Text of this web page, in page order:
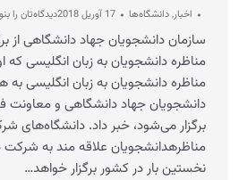
اخبار,دانشگاه‌ها 17 آوریل 2018 دیدگاه‌تان را
سازمان دانشجویان جهاد دانشگاهی از
مناظره دانشجویان به زبان انگلیسی که
مناظره دانشجویان به زبان انگلیسی
دانشجویان جهاد دانشگاهی و معاونت
برگزار می‌شود، خبر داد. دانشگاه‌های
مناظرهدانشجویان علاقه‌ مند به شرکت
نخستین بار در کشور برگزار خواهد…